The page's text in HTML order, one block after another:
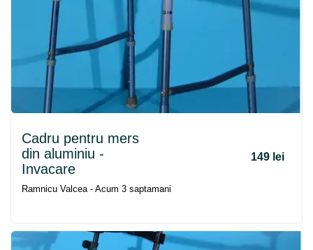
Cadru pentru mers
din aluminiu -
Invacare
149 lei
Ramnicu Valcea - Acum 3 saptamani